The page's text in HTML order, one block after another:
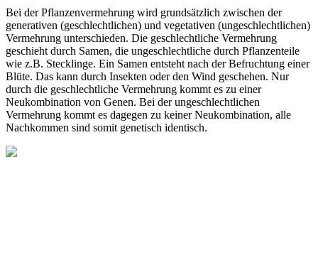
Bei der Pflanzenvermehrung wird grundsätzlich zwischen der
generativen (geschlechtlichen) und vegetativen (ungeschlechtlichen)
Vermehrung unterschieden. Die geschlechtliche Vermehrung
geschieht durch Samen, die ungeschlechtliche durch Pflanzenteile
wie z.B. Stecklinge. Ein Samen entsteht nach der Befruchtung einer
Blüte. Das kann durch Insekten oder den Wind geschehen. Nur
durch die geschlechtliche Vermehrung kommt es zu einer
Neukombination von Genen. Bei der ungeschlechtlichen
Vermehrung kommt es dagegen zu keiner Neukombination, alle
Nachkommen sind somit genetisch identisch.